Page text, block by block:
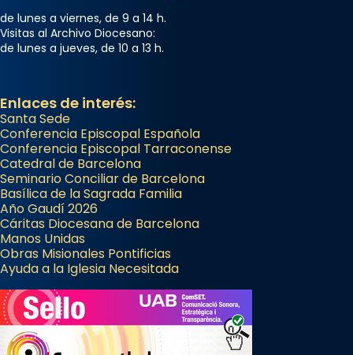
de lunes a viernes, de 9 a 14 h.
Visitas al Archivo Diocesano:
de lunes a jueves, de 10 a 13 h.
Enlaces de interés:
Santa Sede
Conferencia Episcopal Española
Conferencia Episcopal Tarraconense
Catedral de Barcelona
Seminario Conciliar de Barcelona
Basílica de la Sagrada Familia
Año Gaudí 2026
Cáritas Diocesana de Barcelona
Manos Unidas
Obras Misionales Pontificias
Ayuda a la Iglesia Necesitada